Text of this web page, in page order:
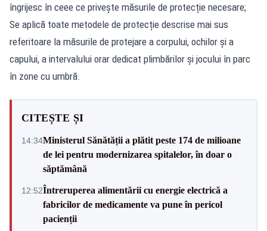
îngrijesc în ceee ce privește măsurile de protecție necesare;
Se aplică toate metodele de protecție descrise mai sus
referitoare la măsurile de protejare a corpului, ochilor şi a
capului, a intervalului orar dedicat plimbărilor şi jocului în parc
în zone cu umbră.
CITEȘTE ȘI
14:34Ministerul Sănătății a plătit peste 174 de milioane
de lei pentru modernizarea spitalelor, în doar o
săptămână
12:52Întreruperea alimentării cu energie electrică a
fabricilor de medicamente va pune în pericol
pacienții